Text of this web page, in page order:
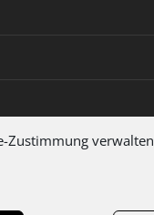
Zustimmung verwalten